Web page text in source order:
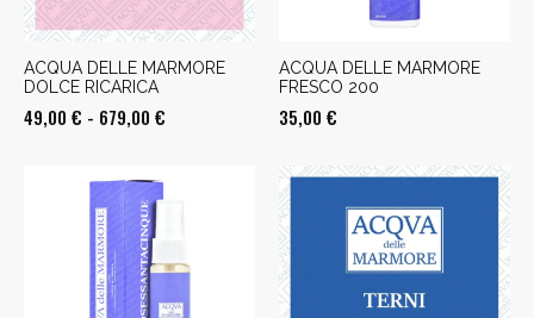
ACQUA DELLE MARMORE
DOLCE RICARICA
49,00 € - 679,00 €
a
ACQUA DELLE MARMORE
FRESCO 200
35,00 €